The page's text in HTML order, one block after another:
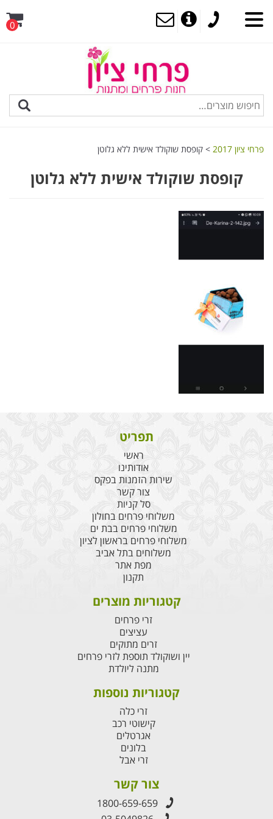
0
פרחי ציון 2017 > קופסת שוקולד אישית ללא גלוטן
קופסת שוקולד אישית ללא גלוטן
תפריט
ראשי
אודותינו
שירות הזמנות בפקס
צור קשר
סל קניות
משלוחי פרחים בחולון
משלוחי פרחים בבת ים
משלוחי פרחים בראשון לציון
משלוחים בתל אביב
מפת אתר
תקנון
קטגוריות מוצרים
זרי פרחים
עציצים
זרים מתוקים
יין ושוקולד תוספת לזרי פרחים
מתנה ליולדת
קטגוריות נוספות
זרי כלה
קישוטי רכב
אגרטלים
בלונים
זרי אבל
צור קשר
1800-659-659